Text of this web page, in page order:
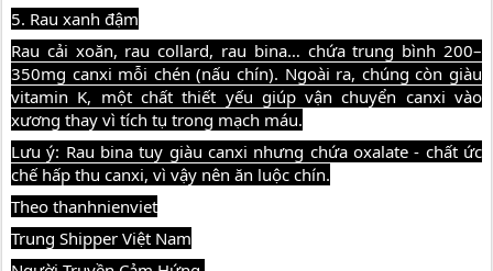
5. Rau xanh đậm
Rau cải xoăn, rau collard, rau bina… chứa trung bình 200–
350mg canxi mỗi chén (nấu chín). Ngoài ra, chúng còn giàu
vitamin K, một chất thiết yếu giúp vận chuyển canxi vào
xương thay vì tích tụ trong mạch máu.
Lưu ý: Rau bina tuy giàu canxi nhưng chứa oxalate - chất ức
chế hấp thu canxi, vì vậy nên ăn luộc chín.
Theo thanhnienviet
Trung Shipper Việt Nam